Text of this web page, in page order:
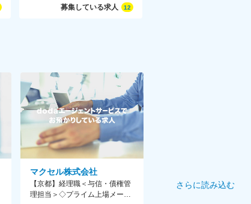
募集している求人 12
マクセル株式会社
【京都】経理職＜与信・債権管
理担当＞◇プライム上場メーカ
さらに読み込む